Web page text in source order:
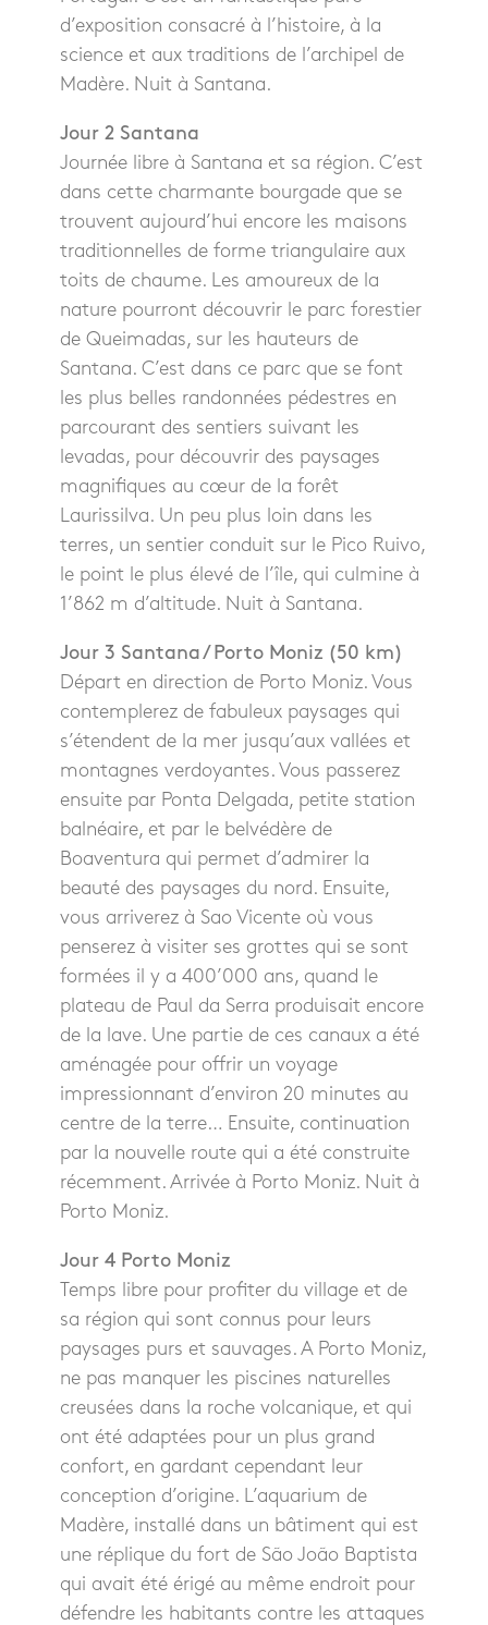
d’exposition consacré à l’histoire, à la
science et aux traditions de l’archipel de
Madère. Nuit à Santana.
Jour 2 Santana
Journée libre à Santana et sa région. C’est
dans cette charmante bourgade que se
trouvent aujourd’hui encore les maisons
traditionnelles de forme triangulaire aux
toits de chaume. Les amoureux de la
nature pourront découvrir le parc forestier
de Queimadas, sur les hauteurs de
Santana. C’est dans ce parc que se font
les plus belles randonnées pédestres en
parcourant des sentiers suivant les
levadas, pour découvrir des paysages
magnifiques au cœur de la forêt
Laurissilva. Un peu plus loin dans les
terres, un sentier conduit sur le Pico Ruivo,
le point le plus élevé de l’île, qui culmine à
1’862 m d’altitude. Nuit à Santana.
Jour 3 Santana / Porto Moniz (50 km)
Départ en direction de Porto Moniz. Vous
contemplerez de fabuleux paysages qui
s’étendent de la mer jusqu’aux vallées et
montagnes verdoyantes. Vous passerez
ensuite par Ponta Delgada, petite station
balnéaire, et par le belvédère de
Boaventura qui permet d’admirer la
beauté des paysages du nord. Ensuite,
vous arriverez à Sao Vicente où vous
penserez à visiter ses grottes qui se sont
formées il y a 400’000 ans, quand le
plateau de Paul da Serra produisait encore
de la lave. Une partie de ces canaux a été
aménagée pour offrir un voyage
impressionnant d’environ 20 minutes au
centre de la terre… Ensuite, continuation
par la nouvelle route qui a été construite
récemment. Arrivée à Porto Moniz. Nuit à
Porto Moniz.
Jour 4 Porto Moniz
Temps libre pour profiter du village et de
sa région qui sont connus pour leurs
paysages purs et sauvages. A Porto Moniz,
ne pas manquer les piscines naturelles
creusées dans la roche volcanique, et qui
ont été adaptées pour un plus grand
confort, en gardant cependant leur
conception d’origine. L’aquarium de
Madère, installé dans un bâtiment qui est
une réplique du fort de São João Baptista
qui avait été érigé au même endroit pour
défendre les habitants contre les attaques